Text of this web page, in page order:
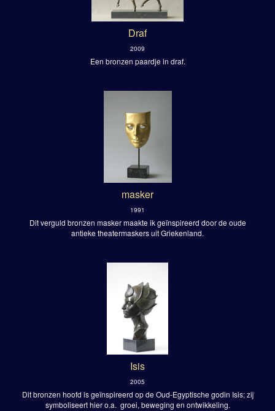
Draf
2009
Een bronzen paardje in draf.
masker
1991
Dit verguld bronzen masker maakte ik geïnspireerd door de oude
antieke theatermaskers uit Griekenland.
Isis
2005
Dit bronzen hoofd is geïnspireerd op de Oud-Egyptische godin Isis; zij
symboliseert hier o.a. groei, beweging en ontwikkeling.